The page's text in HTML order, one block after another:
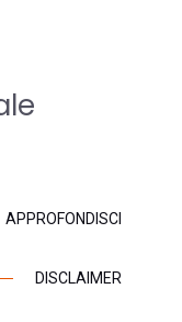
APPROFONDISCI
DISCLAIMER